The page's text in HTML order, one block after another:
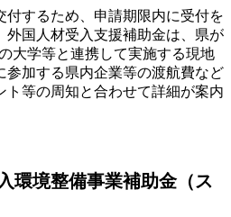
付するため、申請期限内に受付を
外国人材受入支援補助金は、県が
大学等と連携して実施する現地
参加する県内企業等の渡航費など
ト等の周知と合わせて詳細が案内
環境整備事業補助金（ス